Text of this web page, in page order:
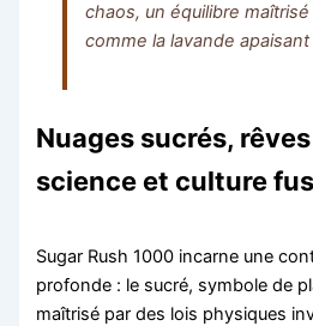
chaos, un équilibre
comme la lavande apaisant
Nuages sucrés,
science et culture
Sugar Rush 1000 incarne une
profonde : le sucré, symbole de
maîtrisé par des lois physiques